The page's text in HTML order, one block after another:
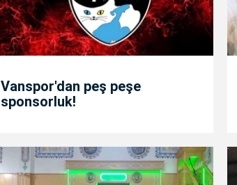
Vanspor'dan peş peşe
sponsorluk!